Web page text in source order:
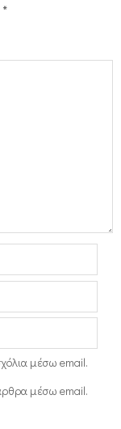
*
μέσω email.
μέσω email.